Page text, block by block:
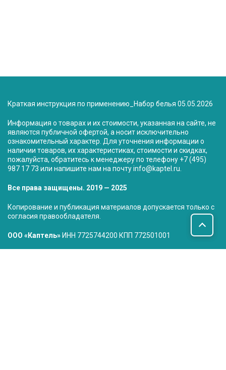
Краткая инструкция по применению_Набор белья 05.05.2026
Информация о товарах и их стоимости, указанная на сайте, не
являются публичной офертой, а носит исключительно
ознакомительный характер. Для уточнения информации о
наличии товаров, их характеристиках, стоимости и скидках,
пожалуйста, обратитесь к менеджеру по телефону +7 (495)
987 17 73 или напишите нам на почтуinfo@kaptel.ru
Все права защищены. 2019 — 2025
Копирование и публикация материалов допускается только с
согласия правообладателя.
ООО «Каптель» ИНН 7725744200 КПП 772501001